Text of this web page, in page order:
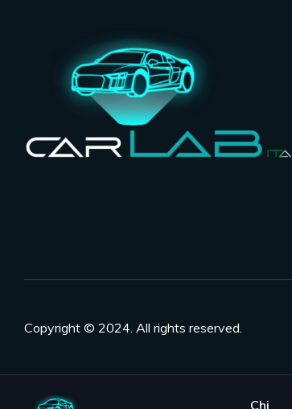
Copyright © 2024. All rights reserved.
Chi